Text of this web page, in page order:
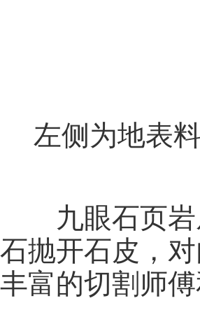
左侧为地表
九眼石页岩
石抛开石皮，
丰富的切割师